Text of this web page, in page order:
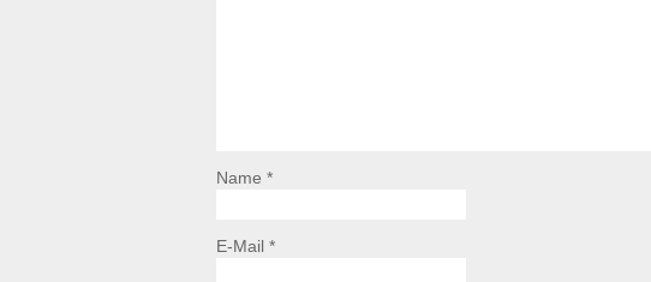
Name *
E-Mail *